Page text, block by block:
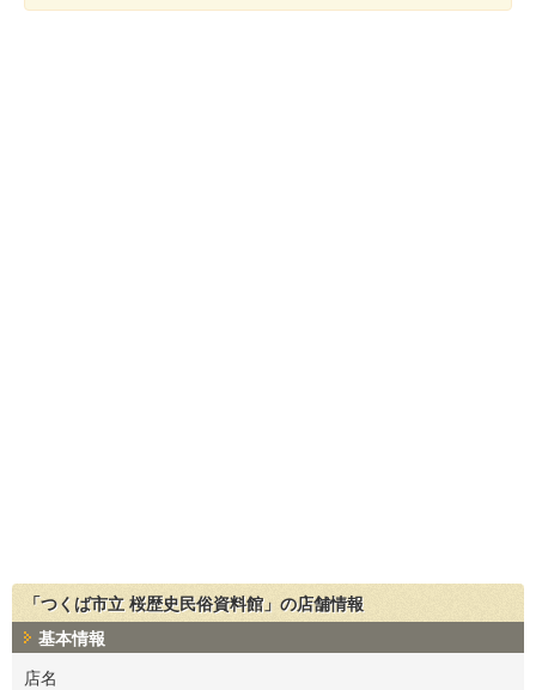
「つくば市立 桜歴史民俗資料館」の店舗情報
基本情報
店名